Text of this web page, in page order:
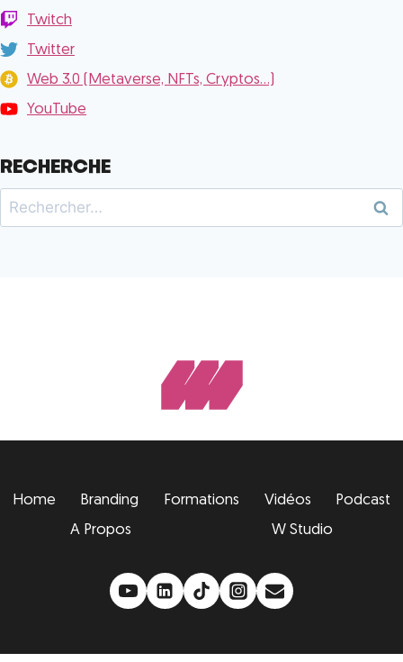
Twitch
Twitter
Web 3.0 (Metaverse, NFTs, Cryptos...)
YouTube
RECHERCHE
Home Branding Formations Vidéos
Podcast
A Propos
W Studio